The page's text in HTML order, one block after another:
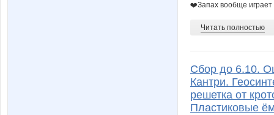
❤️Запах вообще играет
Читать полностью
Сбор до 6.10.
Кантри.
решетка от
Пластиковые